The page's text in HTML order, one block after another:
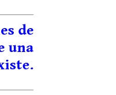
de
una